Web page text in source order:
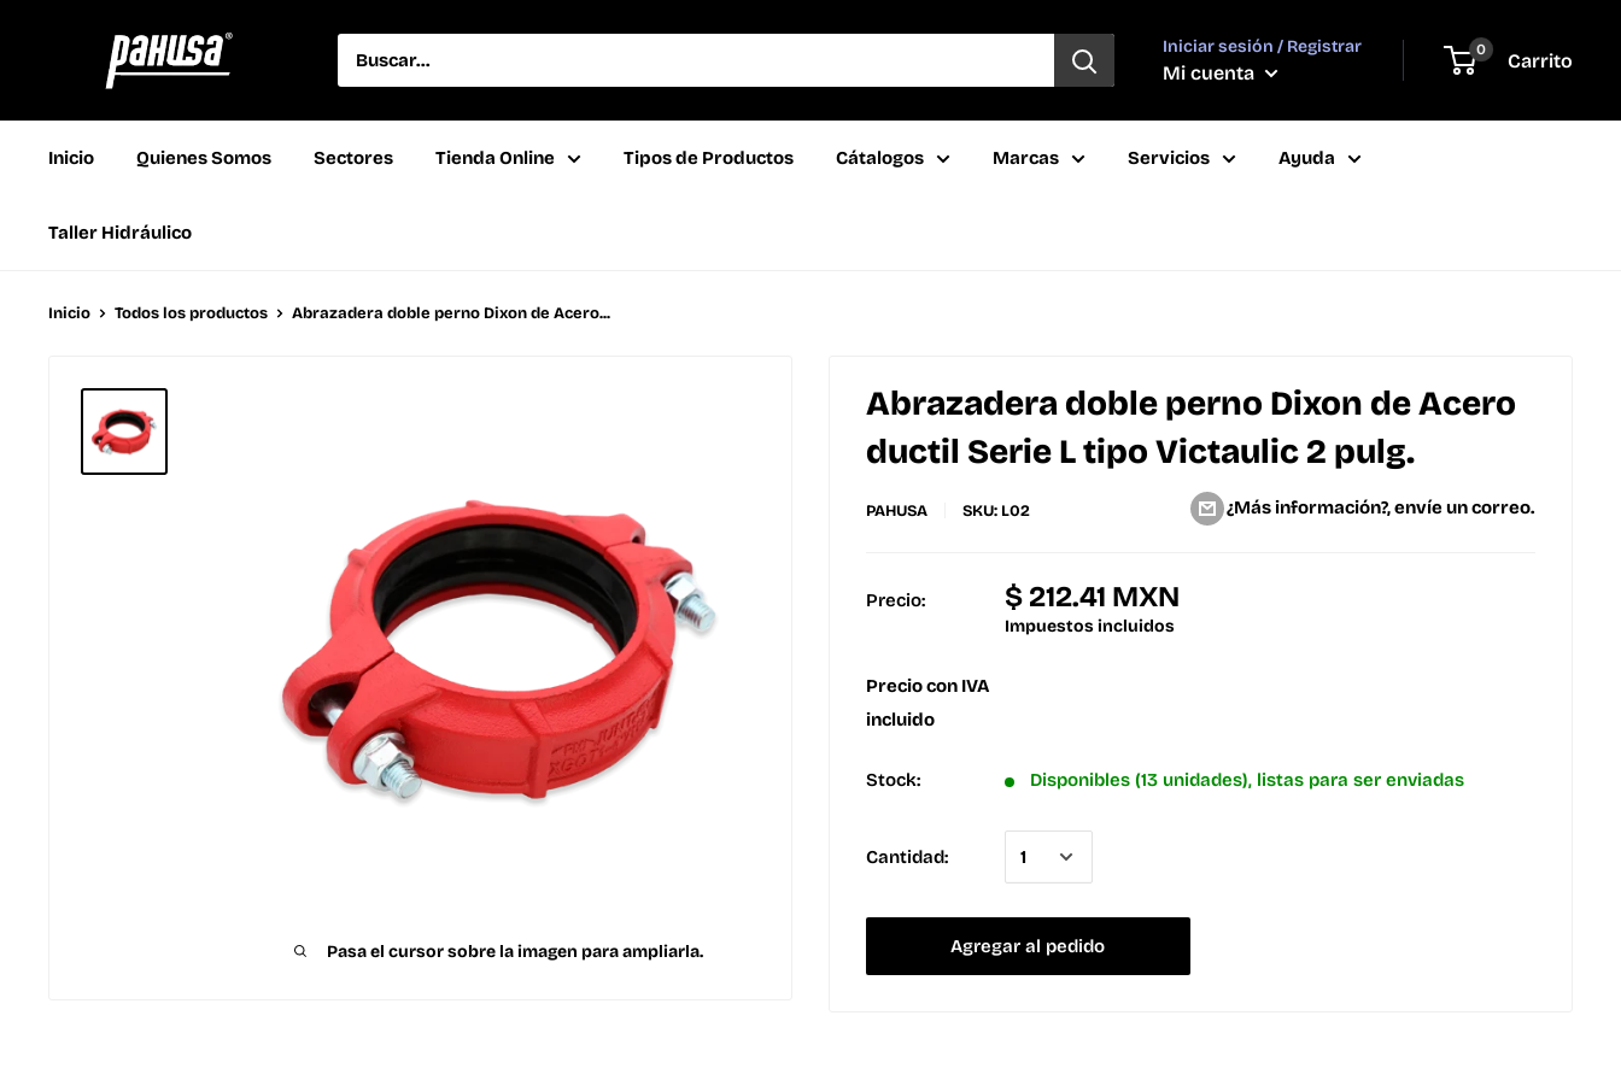
Iniciar sesión / Registrar
Mi cuenta
0 Carrito
Inicio Quienes Somos Sectores Tienda Online Tipos de Productos Cátalogos Marcas Servicios Ayuda
Taller Hidráulico
Inicio Todos los productos Abrazadera doble perno Dixon de Acero...
Pasa el cursor sobre la imagen para ampliarla.
Abrazadera doble perno Dixon de Acero
ductil Serie L tipo Victaulic 2 pulg.
PAHUSA SKU: L02 ¿Más información?, envíe un correo.
Precio: $ 212.41 MXN
Impuestos incluidos
Precio con IVA
incluido
Stock: Disponibles (13 unidades), listas para ser enviadas
Cantidad:
Agregar al pedido